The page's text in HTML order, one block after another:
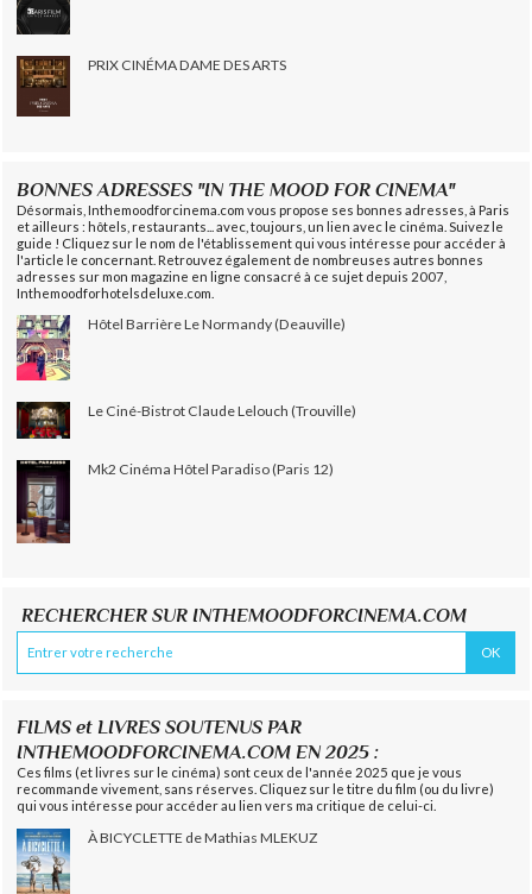
PRIX CINÉMA DAME DES ARTS
BONNES ADRESSES "IN THE MOOD FOR CINEMA"
Désormais, Inthemoodforcinema.com vous propose ses bonnes adresses, à Paris
et ailleurs : hôtels, restaurants... avec, toujours, un lien avec le cinéma. Suivez le
guide ! Cliquez sur le nom de l'établissement qui vous intéresse pour accéder à
l'article le concernant. Retrouvez également de nombreuses autres bonnes
adresses sur mon magazine en ligne consacré à ce sujet depuis 2007,
Inthemoodforhotelsdeluxe.com.
Hôtel Barrière Le Normandy (Deauville)
Le Ciné-Bistrot Claude Lelouch (Trouville)
Mk2 Cinéma Hôtel Paradiso (Paris 12)
RECHERCHER SUR INTHEMOODFORCINEMA.COM
FILMS et LIVRES SOUTENUS PAR
INTHEMOODFORCINEMA.COM EN 2025 :
Ces films (et livres sur le cinéma) sont ceux de l'année 2025 que je vous
recommande vivement, sans réserves. Cliquez sur le titre du film (ou du livre)
qui vous intéresse pour accéder au lien vers ma critique de celui-ci.
À BICYCLETTE de Mathias MLEKUZ